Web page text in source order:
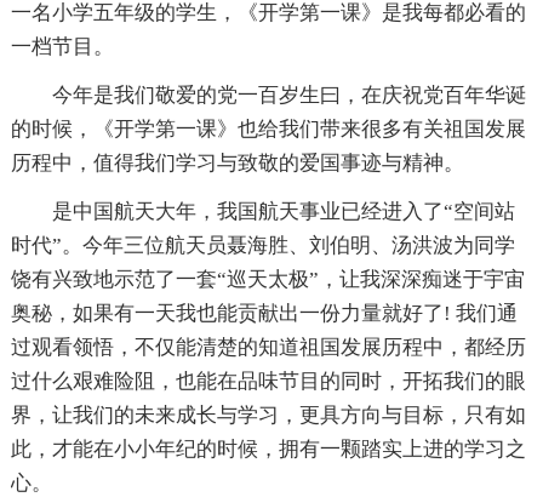
一名小学五年级的学生，《开学第一课》是我每都必看的
一档节目。
今年是我们敬爱的党一百岁生曰，在庆祝党百年华诞
的时候，《开学第一课》也给我们带来很多有关祖国发展
历程中，值得我们学习与致敬的爱国事迹与精神。
是中国航天大年，我国航天事业已经进入了“空间站
时代”。今年三位航天员聂海胜、刘伯明、汤洪波为同学
饶有兴致地示范了一套“巡天太极”，让我深深痴迷于宇宙
奥秘，如果有一天我也能贡献出一份力量就好了! 我们通
过观看领悟，不仅能清楚的知道祖国发展历程中，都经历
过什么艰难险阻，也能在品味节目的同时，开拓我们的眼
界，让我们的未来成长与学习，更具方向与目标，只有如
此，才能在小小年纪的时候，拥有一颗踏实上进的学习之
心。